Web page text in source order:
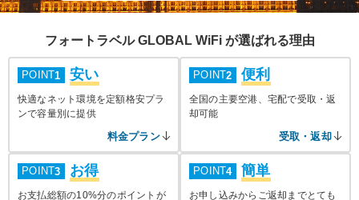
フォートラベル GLOBAL WiFi が選ばれる理由
POINT1 安い
快適なネット環境を定額格安プラ
ンで容量別に提供
料金プラン
POINT2 便利
全国の主要空港、宅配で受取・返
却可能
受取・返却
POINT3 お得
お支払総額の10%分のポイントが
POINT4 簡単
お申し込みからご返却までとても